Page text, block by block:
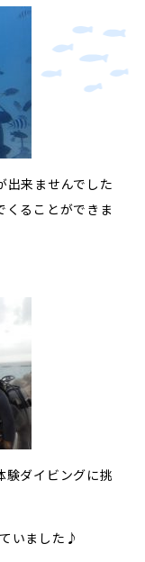
出来ませんでした
くることができま
験ダイビングに挑
いました♪